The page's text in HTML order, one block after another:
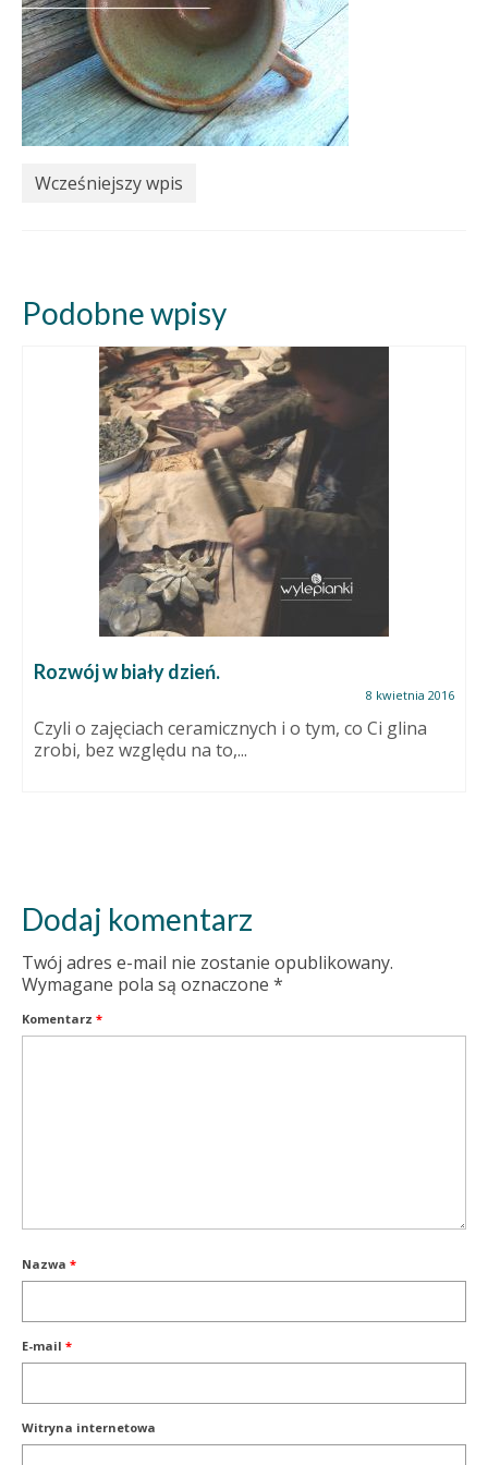
Wcześniejszy wpis
Podobne wpisy
Rozwój w biały dzień.
8 kwietnia 2016
Czyli o zajęciach ceramicznych i o tym, co Ci glina
zrobi, bez względu na to,...
Dodaj komentarz
Twój adres e-mail nie zostanie opublikowany.
Wymagane pola są oznaczone *
Komentarz *
Nazwa *
E-mail *
Witryna internetowa